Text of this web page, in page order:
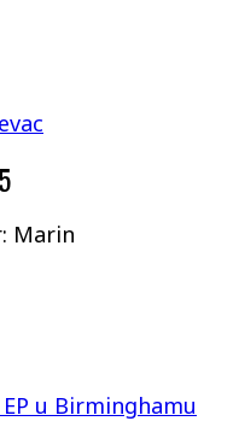
Marin
u Birminghamu